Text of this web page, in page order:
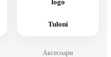
Tuloni
Аксесоари